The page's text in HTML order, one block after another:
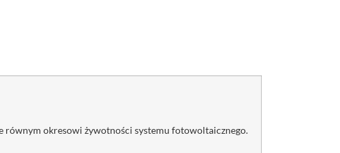
równym okresowi żywotności systemu fotowoltaicznego.